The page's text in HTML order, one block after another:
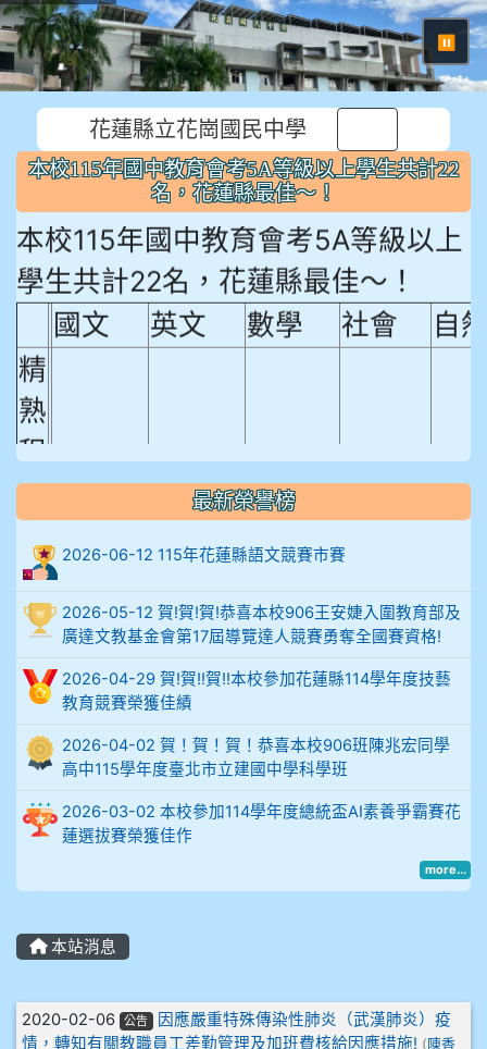
⏸
花蓮縣立花崗國民中學
本校115年國中教育會考5A等級以上學生共計22
名，花蓮縣最佳～！
本校115年國中教育會考5A等級以上
學生共計22名，花蓮縣最佳～！
國文
英文 數學 社會
自
精
熟
程
度
比
例
18.92%18.65%29.19%12.16%
906陳兆宏 5A10+ 作文5
912余 嘉 5A10+
914謝佩臻 5A10+
902蘇奕愷
903陳品帆
905蔣昇和
905鄭瑀安
最新榮譽榜
2026-06-12 115年花蓮縣語文競賽市賽
2026-05-12 賀!賀!賀!恭喜本校906王安婕入圍教育部及
廣達文教基金會第17屆導覽達人競賽勇奪全國賽資格!
2026-04-29 賀!賀!!賀!!本校參加花蓮縣114學年度技藝
教育競賽榮獲佳績
2026-04-02 賀！賀！賀！恭喜本校906班陳兆宏同學
高中115學年度臺北市立建國中學科學班
2026-03-02 本校參加114學年度總統盃AI素養爭霸賽花
蓮選拔賽榮獲佳作
more...
本站消息
文章列表
2020-02-06 公告
因應嚴重特殊傳染性肺炎（武漢肺炎）疫
情，轉知有關教職員工差勤管理及加班費核給因應措施! ( 陳香